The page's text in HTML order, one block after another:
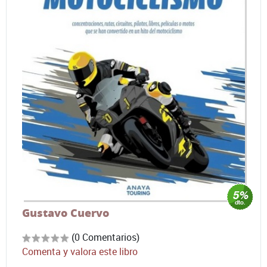
Gustavo Cuervo
(0 Comentarios)
Comenta y valora este libro